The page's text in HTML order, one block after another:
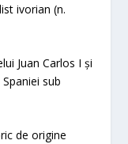
ivorian (n.
Juan Carlos I și
sub
de origine